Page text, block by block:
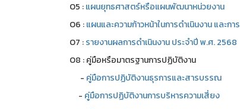
O5 :แผนยุทธศาสตร์หรือแผนพัฒนาหน่วยงาน
O6 :แผนและความก้าวหน้าในการดำเนินงาน และ
O7 :รายงานผลการดำเนินงาน ประจำปี พ.ศ. 2568
O8 : คู่มือหรือมาตรฐานการปฏิบัติงาน
- คู่มือการปฏิบัติงานธุรการและสารบรรณ
- คู่มือการปฏิบัติงานการบริหารความเสี่ยง